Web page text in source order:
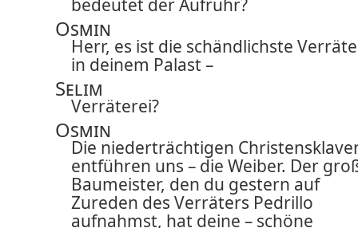
bedeutet der Aufruhr?
Osmin
Herr, es ist die schändlichste
in deinem Palast –
Selim
Verräterei?
Osmin
Die niederträchtigen
entführen uns – die Weiber. Der
Baumeister, den du gestern auf
Zureden des Verräters Pedrillo
aufnahmst, hat deine – schöne